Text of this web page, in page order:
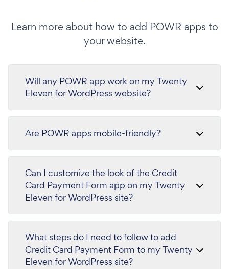
Learn more about how to add POWR apps to
your website.
Will any POWR app work on my Twenty
Eleven for WordPress website?
Are POWR apps mobile-friendly?
Can I customize the look of the Credit
Card Payment Form app on my Twenty
Eleven for WordPress site?
What steps do I need to follow to add
Credit Card Payment Form to my Twenty
Eleven for WordPress site?